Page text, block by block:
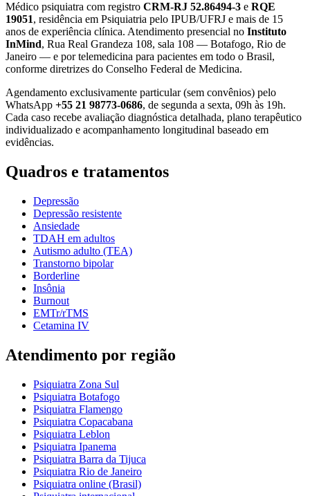
Médico psiquiatra com registro CRM-RJ 52.86494-3 e RQE
19051, residência em Psiquiatria pelo IPUB/UFRJ e mais de 15
anos de experiência clínica. Atendimento presencial no Instituto
InMind, Rua Real Grandeza 108, sala 108 — Botafogo, Rio de
Janeiro — e por telemedicina para pacientes em todo o Brasil,
conforme diretrizes do Conselho Federal de Medicina.
Agendamento exclusivamente particular (sem convênios) pelo
WhatsApp +55 21 98773-0686, de segunda a sexta, 09h às 19h.
Cada caso recebe avaliação diagnóstica detalhada, plano terapêutico
individualizado e acompanhamento longitudinal baseado em
evidências.
Quadros e tratamentos
Depressão
Depressão resistente
Ansiedade
TDAH em adultos
Autismo adulto (TEA)
Transtorno bipolar
Borderline
Insônia
Burnout
EMTr/rTMS
Cetamina IV
Atendimento por região
Psiquiatra Zona Sul
Psiquiatra Botafogo
Psiquiatra Flamengo
Psiquiatra Copacabana
Psiquiatra Leblon
Psiquiatra Ipanema
Psiquiatra Barra da Tijuca
Psiquiatra Rio de Janeiro
Psiquiatra online (Brasil)